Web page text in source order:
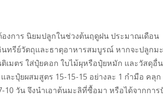
งการ นิยมปลูกในช่วงต้นฤดูฝน ประมาณเดือน
ทรีย์วัตถุและธาตุอาหารสมบูรณ์ หากจะปลูกม
เมตร ใส่ปุ๋ยคอก ใบไม้ผุหรือปุ๋ยหมัก และวัสดุอื่
ละปุ๋ยผสมสูตร 15-15-15 อย่างละ 1 กำมือ คลุก
วัน จึงนำเอาต้นมะลิที่ซื้อมา หรือได้จากการ